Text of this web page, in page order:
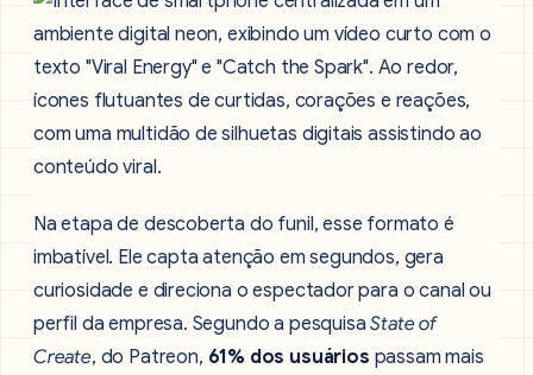
Na etapa de descoberta do funil, esse formato é
imbatível. Ele capta atenção em segundos, gera
curiosidade e direciona o espectador para o canal ou
perfil da empresa. Segundo a pesquisa State of
Create, do Patreon, 61% dos usuários passam mais